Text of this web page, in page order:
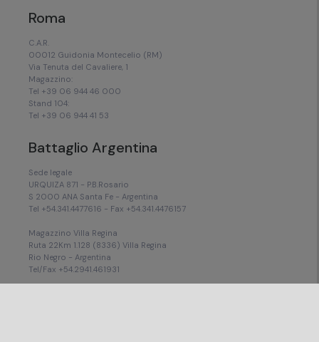
Roma
C.A.R.
00012 Guidonia Montecelio (RM)
Via Tenuta del Cavaliere, 1
Magazzino:
Tel +39 06 944 46 000
Stand 104:
Tel +39 06 944 41 53
Battaglio Argentina
Sede legale
URQUIZA 871 - P.B.Rosario
S 2000 ANA Santa Fe - Argentina
Tel +54.341.4477616 - Fax +54.341.4476157
Magazzino Villa Regina
Ruta 22Km 1.128 (8336) Villa Regina
Rio Negro - Argentina
Tel/Fax +54.2941.461931